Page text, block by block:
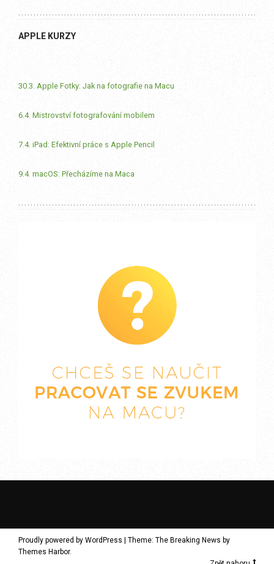
APPLE KURZY
30.3. Apple Fotky: Jak na fotografie na Macu
6.4. Mistrovství fotografování mobilem
7.4. iPad: Efektivní práce s Apple Pencil
9.4. macOS: Přecházíme na Maca
Proudly powered by WordPress
Theme: The Breaking News by
Themes Harbor.